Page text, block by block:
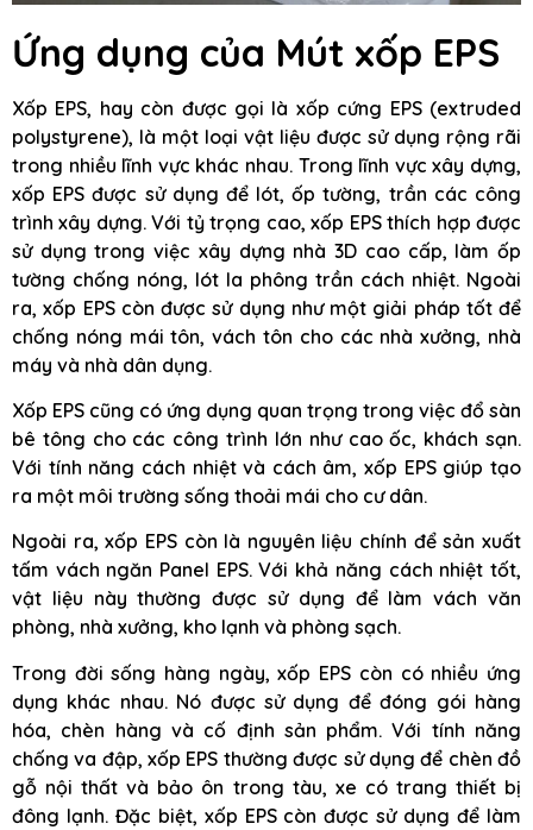
Ứng dụng của Mút xốp EPS
Xốp EPS, hay còn được gọi là xốp cứng EPS (extruded
polystyrene), là một loại vật liệu được sử dụng rộng rãi
trong nhiều lĩnh vực khác nhau. Trong lĩnh vực xây dựng,
xốp EPS được sử dụng để lót, ốp tường, trần các công
trình xây dựng. Với tỷ trọng cao, xốp EPS thích hợp được
sử dụng trong việc xây dựng nhà 3D cao cấp, làm ốp
tường chống nóng, lót la phông trần cách nhiệt. Ngoài
ra, xốp EPS còn được sử dụng như một giải pháp tốt để
chống nóng mái tôn, vách tôn cho các nhà xưởng, nhà
máy và nhà dân dụng.
Xốp EPS cũng có ứng dụng quan trọng trong việc đổ sàn
bê tông cho các công trình lớn như cao ốc, khách sạn.
Với tính năng cách nhiệt và cách âm, xốp EPS giúp tạo
ra một môi trường sống thoải mái cho cư dân.
Ngoài ra, xốp EPS còn là nguyên liệu chính để sản xuất
tấm vách ngăn Panel EPS. Với khả năng cách nhiệt tốt,
vật liệu này thường được sử dụng để làm vách văn
phòng, nhà xưởng, kho lạnh và phòng sạch.
Trong đời sống hàng ngày, xốp EPS còn có nhiều ứng
dụng khác nhau. Nó được sử dụng để đóng gói hàng
hóa, chèn hàng và cố định sản phẩm. Với tính năng
chống va đập, xốp EPS thường được sử dụng để chèn đồ
gỗ nội thất và bảo ôn trong tàu, xe có trang thiết bị
đông lạnh. Đặc biệt, xốp EPS còn được sử dụng để làm